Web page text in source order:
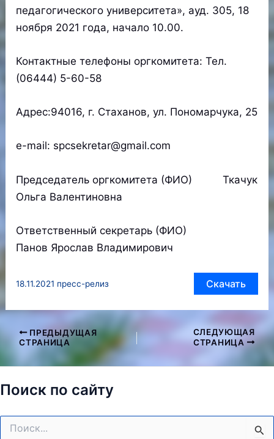
педагогического университета», ауд. 305, 18
ноября 2021 года, начало 10.00.
Контактные телефоны оргкомитета: Тел.
(06444) 5-60-58
Адрес:94016, г. Стаханов, ул. Пономарчука, 25
e-mail: spсsekretar@gmail.com
Председатель оргкомитета (ФИО) Ткачук
Ольга Валентиновна
Ответственный секретарь (ФИО)
Панов Ярослав Владимирович
18.11.2021 пресс-релиз Скачать
Навигация
записям
ПРЕДЫДУЩАЯ
СТРАНИЦА
СЛЕДУЮЩАЯ
СТРАНИЦА
Поиск по сайту